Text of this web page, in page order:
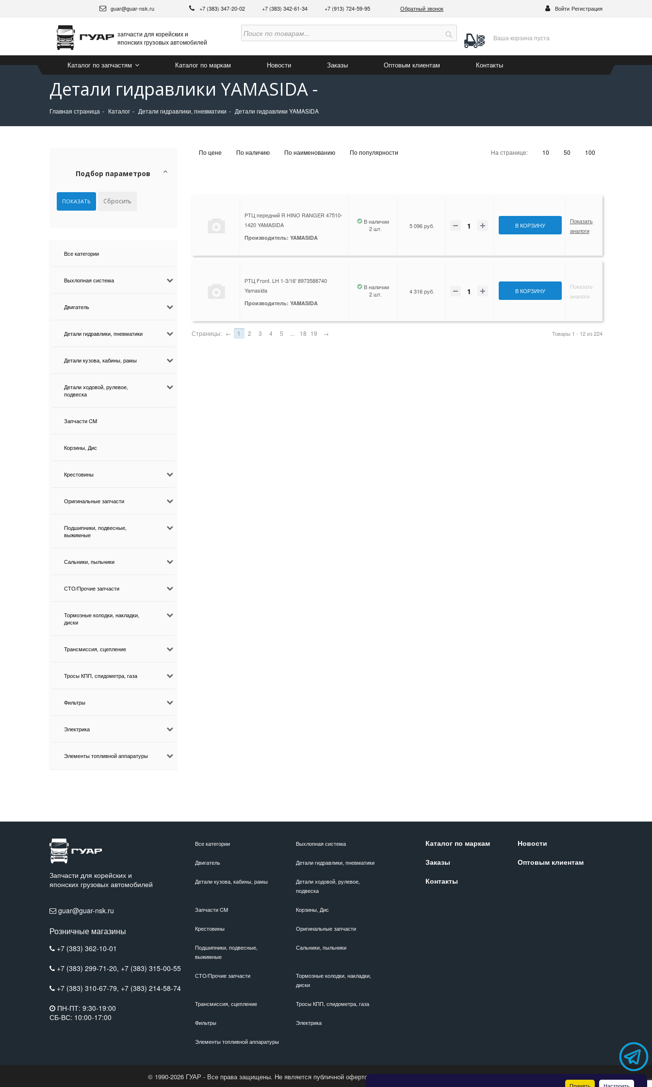
guar@guar-nsk.ru +7 (383) 347-20-02 +7 (383) 342-61-34 +7 (913) 724-59-95 Обратный звонок Войти Регистрация
запчасти для корейских и
японских грузовых автомобилей
Ваша корзина пуста
Каталог по запчастям Каталог по маркам Новости Заказы Оптовым клиентам Контакты
Детали гидравлики YAMASIDA -
Главная страница Каталог Детали гидравлики, пневматики Детали гидравлики YAMASIDA
Подбор параметров
Все категории
Выхлопная система
Двигатель
Детали гидравлики, пневматики
Детали кузова, кабины, рамы
Детали ходовой, рулевое,
подвеска
Запчасти CM
Корзины, Дис
Крестовины
Оригинальные запчасти
Подшипники, подвесные,
выжимные
Сальники, пыльники
СТО/Прочие запчасти
Тормозные колодки, накладки,
диски
Трансмиссия, сцепление
Тросы КПП, спидометра, газа
Фильтры
Электрика
Элементы топливной аппаратуры
По цене По наличию По наименованию По популярности На странице: 10 50 100
РТЦ передний R HINO RANGER 47510-
1420 YAMASIDA
Производитель: YAMASIDA
В наличии
2 шт.
5 096 руб. В КОРЗИНУ
Показать
аналоги
РТЦ Front. LH 1-3/16' 8973588740
Yamasida
Производитель: YAMASIDA
В наличии
2 шт.
4 316 руб. В КОРЗИНУ
Показать
аналоги
Товары 1 - 12 из 224
Страницы: ← 1 2 3 4 5 ... 18 19 →
Запчасти для корейских и
японских грузовых автомобилей
guar@guar-nsk.ru
Розничные магазины
+7 (383) 362-10-01
+7 (383) 299-71-20, +7 (383) 315-00-55
+7 (383) 310-67-79, +7 (383) 214-58-74
ПН-ПТ: 9:30-19:00
СБ-ВС: 10:00-17:00
Все категории Выхлопная система
Двигатель Детали гидравлики, пневматики
Детали кузова, кабины, рамы
Детали ходовой, рулевое,
подвеска
Запчасти CM Корзины, Дис
Крестовины Оригинальные запчасти
Подшипники, подвесные,
выжимные
Сальники, пыльники
СТО/Прочие запчасти
Тормозные колодки, накладки,
диски
Трансмиссия, сцепление Тросы КПП, спидометра, газа
Фильтры Электрика
Элементы топливной аппаратуры
Каталог по маркам
Новости
Заказы
Оптовым клиентам
Контакты
© 1990-2026 ГУАР - Все права защищены. Не является публичной офертой. Актуальные цены уточняйте у менеджеров.
Принять Настроить